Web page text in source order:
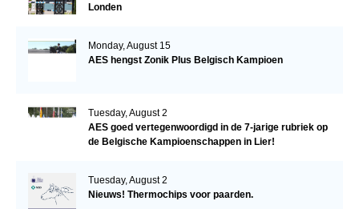
Londen
Monday, August 15
AES hengst Zonik Plus Belgisch Kampioen
Tuesday, August 2
AES goed vertegenwoordigd in de 7-jarige rubriek op
de Belgische Kampioenschappen in Lier!
Tuesday, August 2
Nieuws! Thermochips voor paarden.